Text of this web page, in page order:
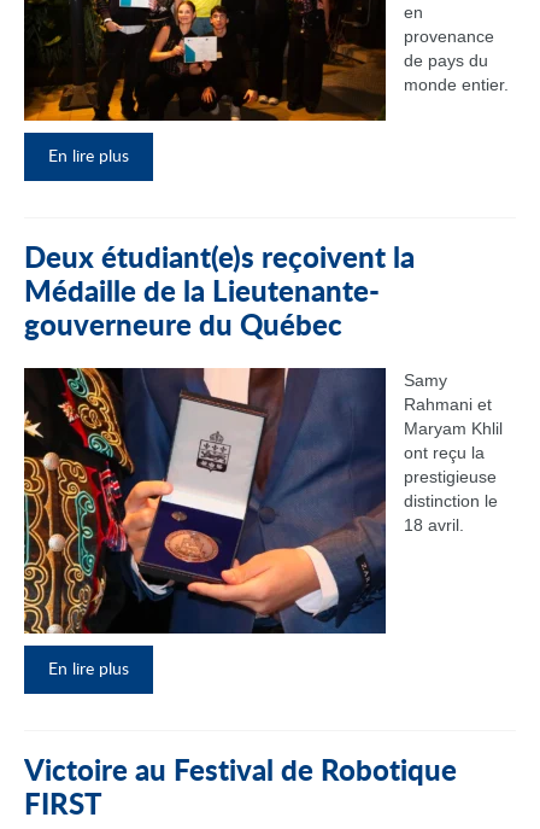
en
provenance
de pays du
monde entier.
En lire plus
Deux étudiant(e)s reçoivent la
Médaille de la Lieutenante-
gouverneure du Québec
Samy
Rahmani et
Maryam Khlil
ont reçu la
prestigieuse
distinction le
18 avril.
En lire plus
Victoire au Festival de Robotique
FIRST